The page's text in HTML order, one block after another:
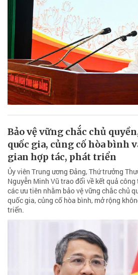
Bảo vệ vững chắc chủ
quốc gia, củng cố hòa bình
gian hợp tác, phát triển
Ủy viên Trung ương Đảng, Thứ trưởng
Nguyễn Minh Vũ trao đổi về kết quả
các ưu tiên nhằm bảo vệ vững chắc chủ
quốc gia, củng cố hòa bình, mở rộng
triển.